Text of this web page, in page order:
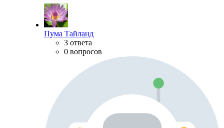
Пума Тайланд
3 ответа
0 вопросов